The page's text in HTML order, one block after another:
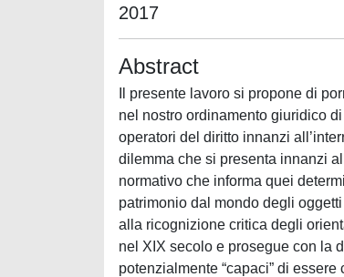
2017
Abstract
Il presente lavoro si propone di
nel nostro ordinamento giuridico
operatori del diritto innanzi
dilemma che si presenta innanzi
normativo che informa quei
patrimonio dal mondo degli
alla ricognizione critica degli
nel XIX secolo e prosegue con la
potenzialmente “capaci” di